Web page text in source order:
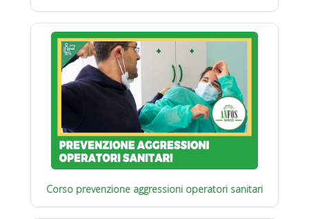
Corso prevenzione aggressioni operatori sanitari